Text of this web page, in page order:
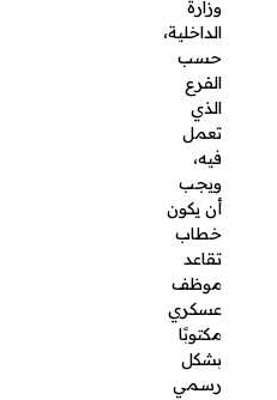
إعداد
المستندا
ت
المطلوبة
بعد إعداد
معروض
التقاعد،
يجب أن
تقدم
المستندا
ت